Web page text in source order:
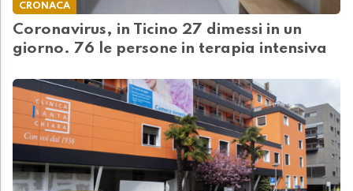
CRONACA
Coronavirus, in Ticino 27 dimessi in un
giorno. 76 le persone in terapia intensiva